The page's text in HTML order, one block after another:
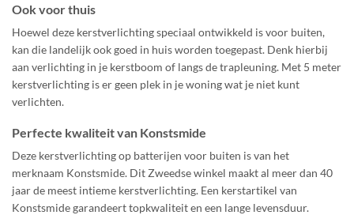
Ook voor thuis
Hoewel deze kerstverlichting speciaal ontwikkeld is voor buiten,
kan die landelijk ook goed in huis worden toegepast. Denk hierbij
aan verlichting in je kerstboom of langs de trapleuning. Met 5 meter
kerstverlichting is er geen plek in je woning wat je niet kunt
verlichten.
Perfecte kwaliteit van Konstsmide
Deze kerstverlichting op batterijen voor buiten is van het
merknaam Konstsmide. Dit Zweedse winkel maakt al meer dan 40
jaar de meest intieme kerstverlichting. Een kerstartikel van
Konstsmide garandeert topkwaliteit en een lange levensduur.